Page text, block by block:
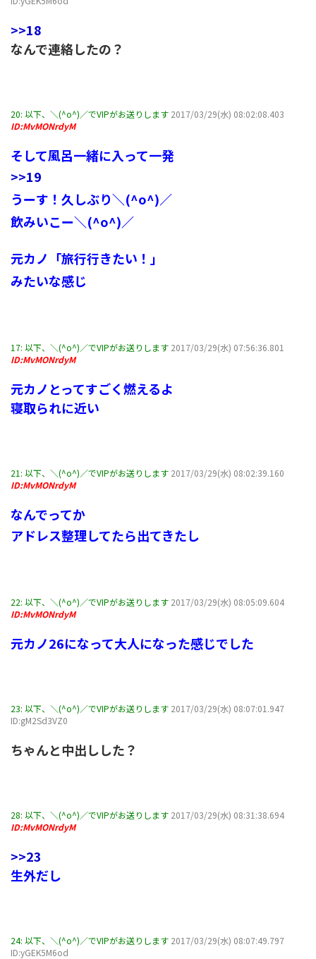
>>18
なんで連絡したの？
20: 以下、＼(^o^)／でVIPがお送りします 2017/03/29(水) 08:02:08.403
ID:MvMONrdyM
そして風呂一緒に入って一発
>>19
うーす！久しぶり＼(^o^)／
飲みいこー＼(^o^)／
元カノ「旅行行きたい！」
みたいな感じ
17: 以下、＼(^o^)／でVIPがお送りします 2017/03/29(水) 07:56:36.801
ID:MvMONrdyM
元カノとってすごく燃えるよ
寝取られに近い
21: 以下、＼(^o^)／でVIPがお送りします 2017/03/29(水) 08:02:39.160
ID:MvMONrdyM
なんでってか
アドレス整理してたら出てきたし
22: 以下、＼(^o^)／でVIPがお送りします 2017/03/29(水) 08:05:09.604
ID:MvMONrdyM
元カノ26になって大人になった感じでした
23: 以下、＼(^o^)／でVIPがお送りします 2017/03/29(水) 08:07:01.947
ID:gM2Sd3VZ0
ちゃんと中出しした？
28: 以下、＼(^o^)／でVIPがお送りします 2017/03/29(水) 08:31:38.694
ID:MvMONrdyM
>>23
生外だし
24: 以下、＼(^o^)／でVIPがお送りします 2017/03/29(水) 08:07:49.797
ID:yGEK5M6od